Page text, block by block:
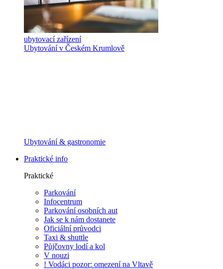
ubytovací zařízení
Ubytování v Českém Krumlově
Ubytování & gastronomie
Praktické info
Praktické
Parkování
Infocentrum
Parkování osobních aut
Jak se k nám dostanete
Oficiální průvodci
Taxi & shuttle
Půjčovny lodí a kol
V nouzi
! Vodáci pozor: omezení na Vltavě